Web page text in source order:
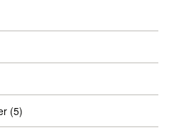
(5)